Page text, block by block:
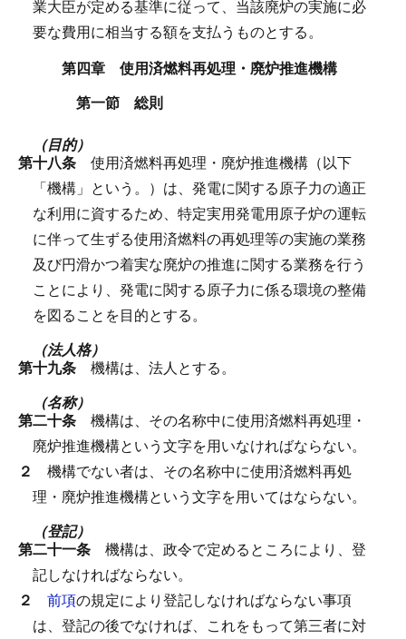
業大臣が定める基準に従って、当該廃炉の実施に必
要な費用に相当する額を支払うものとする。
第四章 使用済燃料再処理・廃炉推進機構
第一節 総則
（目的）
第十八条 使用済燃料再処理・廃炉推進機構（以下
「機構」という。）は、発電に関する原子力の適正
な利用に資するため、特定実用発電用原子炉の運転
に伴って生ずる使用済燃料の再処理等の実施の業務
及び円滑かつ着実な廃炉の推進に関する業務を行う
ことにより、発電に関する原子力に係る環境の整備
を図ることを目的とする。
（法人格）
第十九条 機構は、法人とする。
（名称）
第二十条 機構は、その名称中に使用済燃料再処理・
廃炉推進機構という文字を用いなければならない。
２ 機構でない者は、その名称中に使用済燃料再処
理・廃炉推進機構という文字を用いてはならない。
（登記）
第二十一条 機構は、政令で定めるところにより、登
記しなければならない。
２ 前項の規定により登記しなければならない事項
は、登記の後でなければ、これをもって第三者に対